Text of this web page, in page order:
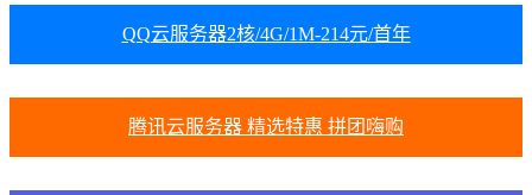
QQ云服务器2核/4G/1M-214元/首年
腾讯云服务器 精选特惠 拼团嗨购